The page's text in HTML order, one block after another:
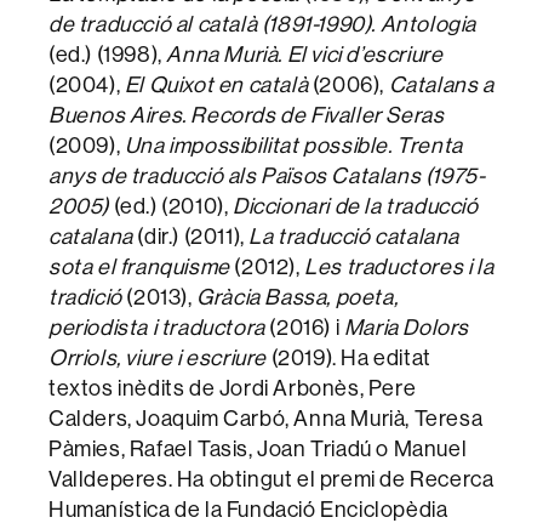
de traducció al català (1891-1990). Antologia
(ed.) (1998),Anna Murià. El vici d’escriure
(2004), El Quixot en català(2006), Catalans a
Buenos Aires. Records de Fivaller Seras
(2009), Una impossibilitat possible. Trenta
anys de traducció als Països Catalans (1975-
2005) (ed.) (2010), Diccionari de la traducció
catalana(dir.) (2011), La traducció catalana
sota el franquisme(2012), Les traductores i la
tradició(2013), Gràcia Bassa, poeta,
periodista i traductora(2016) i Maria Dolors
Orriols, viure i escriure (2019). Ha editat
textos inèdits de Jordi Arbonès, Pere
Calders, Joaquim Carbó, Anna Murià, Teresa
Pàmies, Rafael Tasis, Joan Triadú o Manuel
Valldeperes. Ha obtingut el premi de Recerca
Humanística de la Fundació Enciclopèdia